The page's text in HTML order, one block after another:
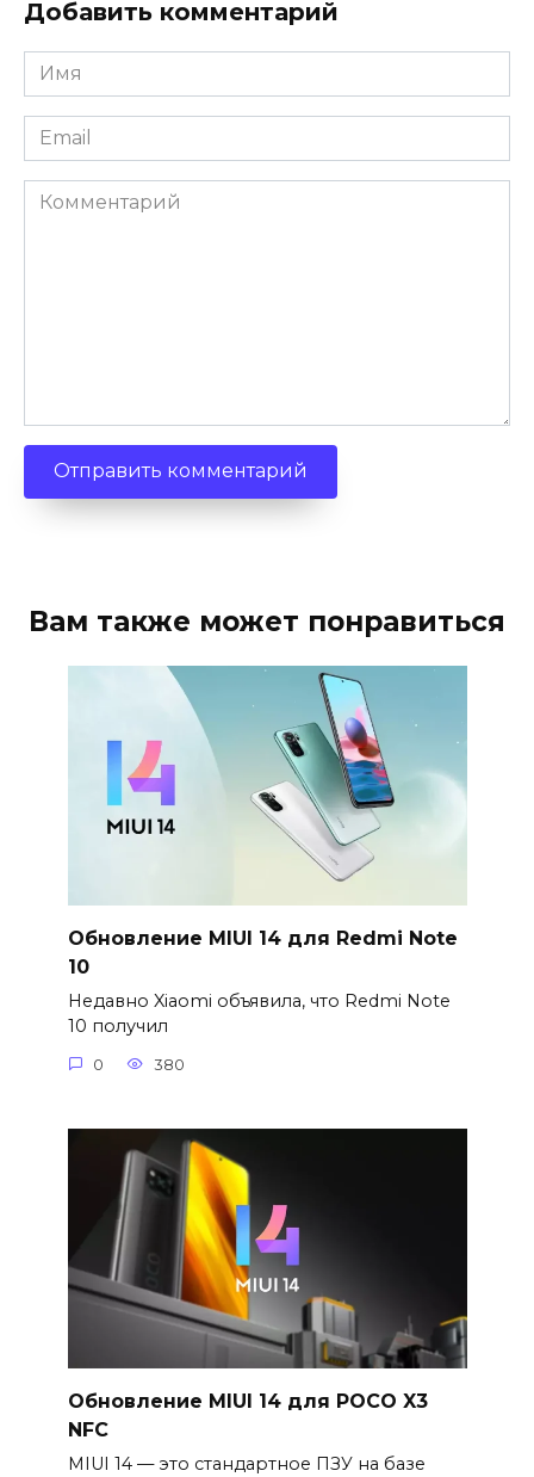
Добавить комментарий
Имя
*
Email
*
Комментарий
Вам также может понравиться
Обновление MIUI 14 для Redmi Note
10
Недавно Xiaomi объявила, что Redmi Note
10 получил
0 380
Обновление MIUI 14 для POCO X3
NFC
MIUI 14 — это стандартное ПЗУ на базе